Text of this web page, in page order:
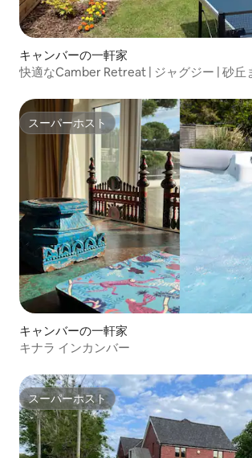
キャンバーの一軒家
快適なCamber Retreat | ジャグジー | 砂丘
スーパーホスト
スーパーホスト
キャンバーの一軒家
キナラ インカンバー
スーパーホスト
スーパーホスト